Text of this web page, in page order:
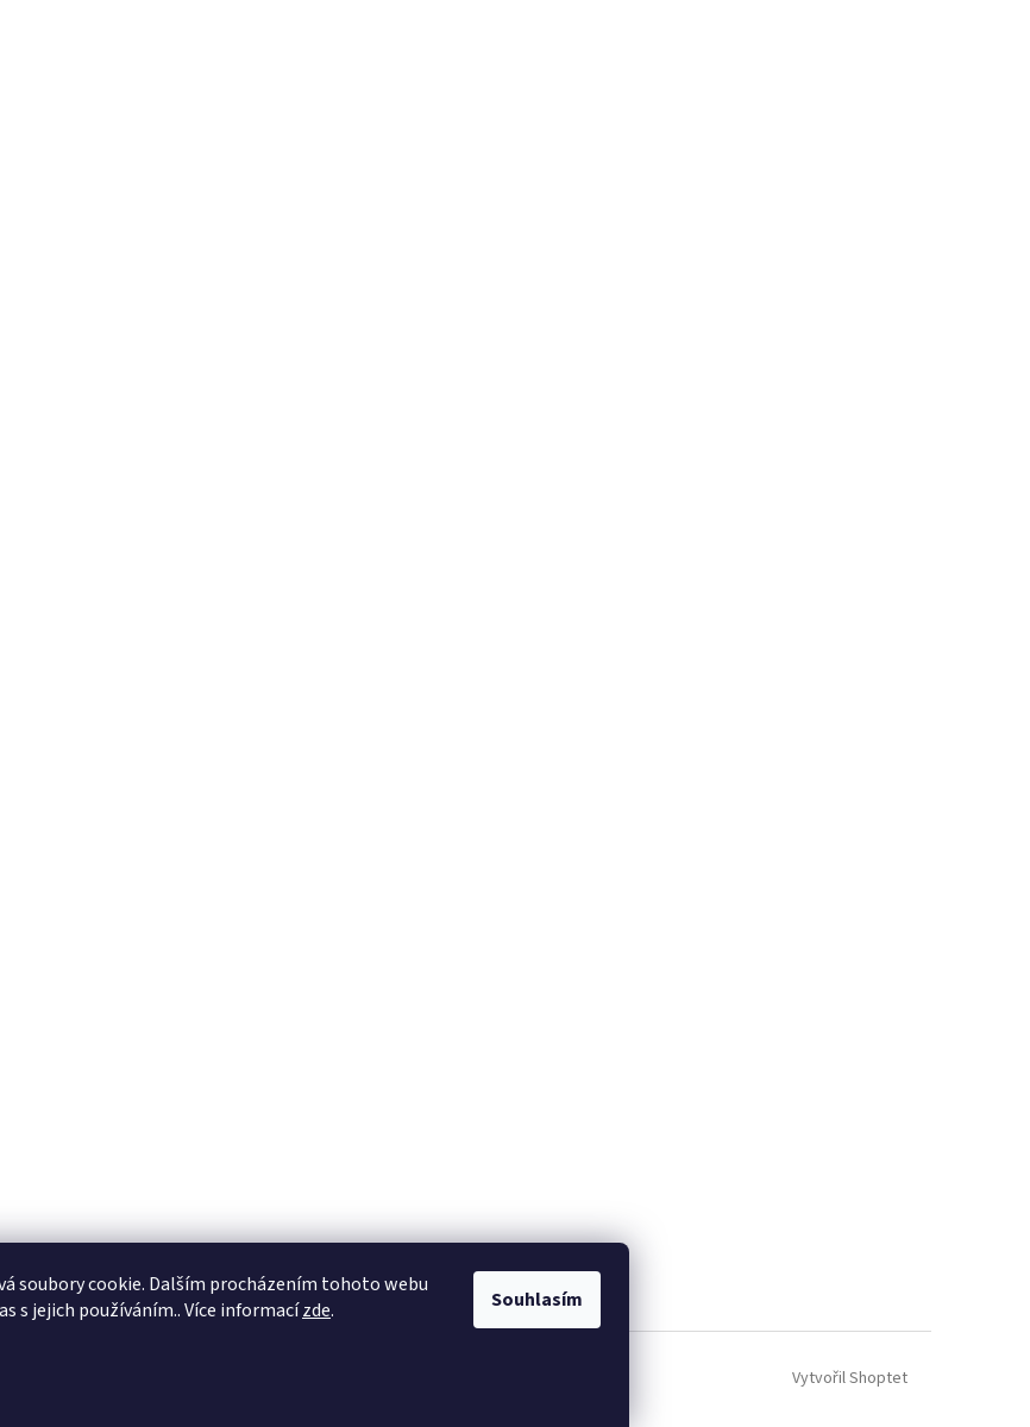
soubory cookie. Dalším procházením tohoto webu
s jejich používáním.. Více informacízde. Souhlasím
Vytvořil Shoptet